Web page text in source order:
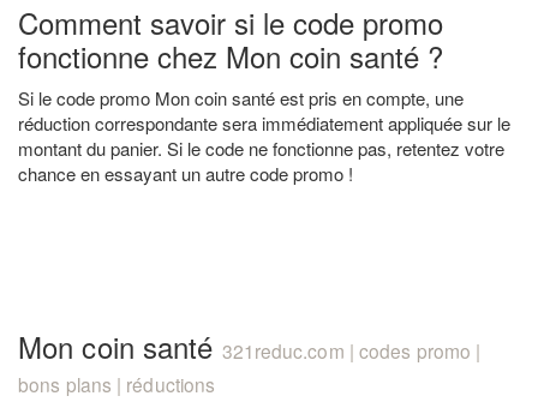
Comment savoir si le code promo
fonctionne chez Mon coin santé ?
Si le code promo Mon coin santé est pris en compte, une
réduction correspondante sera immédiatement appliquée sur le
montant du panier. Si le code ne fonctionne pas, retentez votre
chance en essayant un autre code promo !
Mon coin santé 321reduc.com | codes promo |
bons plans | réductions